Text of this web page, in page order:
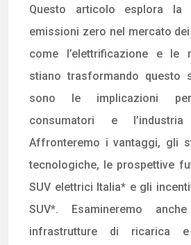
Questo articolo esplora la
emissioni zero nel mercato dei
come l’elettrificazione e le
stiano trasformando questo
sono le implicazioni
consumatori e l’industria
Affronteremo i vantaggi, gli
tecnologiche, le prospettive
SUV elettrici Italia* e gli
SUV*. Esamineremo
infrastrutture di ricarica